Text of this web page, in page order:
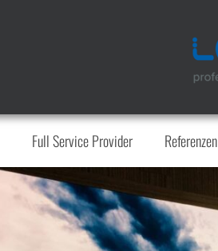
Full Service Provider Referenzen